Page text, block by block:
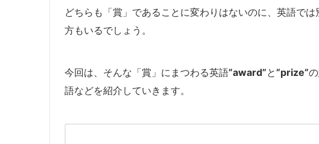
どちらも「賞」であることに変わりはないのに、英語で
方もいるでしょう。
今回は、そんな「賞」にまつわる英語”award”と”prize”
語などを紹介していきます。